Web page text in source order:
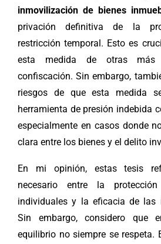
inmovilización de bienes
privación definitiva de la
restricción temporal. Esto es
esta medida de otras más
confiscación. Sin embargo,
riesgos de que esta medida
herramienta de presión indebida
especialmente en casos donde
clara entre los bienes y el delito
En mi opinión, estas tesis
necesario entre la
individuales y la eficacia de las
Sin embargo, considero que
equilibrio no siempre se respeta.